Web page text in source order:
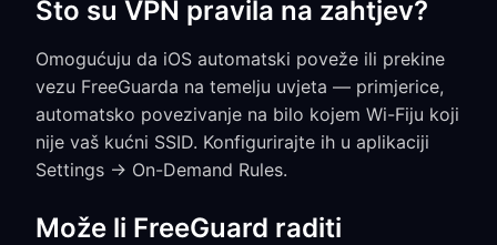
Što su VPN pravila na zahtjev?
Omogućuju da iOS automatski poveže ili prekine
vezu FreeGuarda na temelju uvjeta — primjerice,
automatsko povezivanje na bilo kojem Wi-Fiju koji
nije vaš kućni SSID. Konfigurirajte ih u aplikaciji
Settings → On-Demand Rules.
Može li FreeGuard raditi